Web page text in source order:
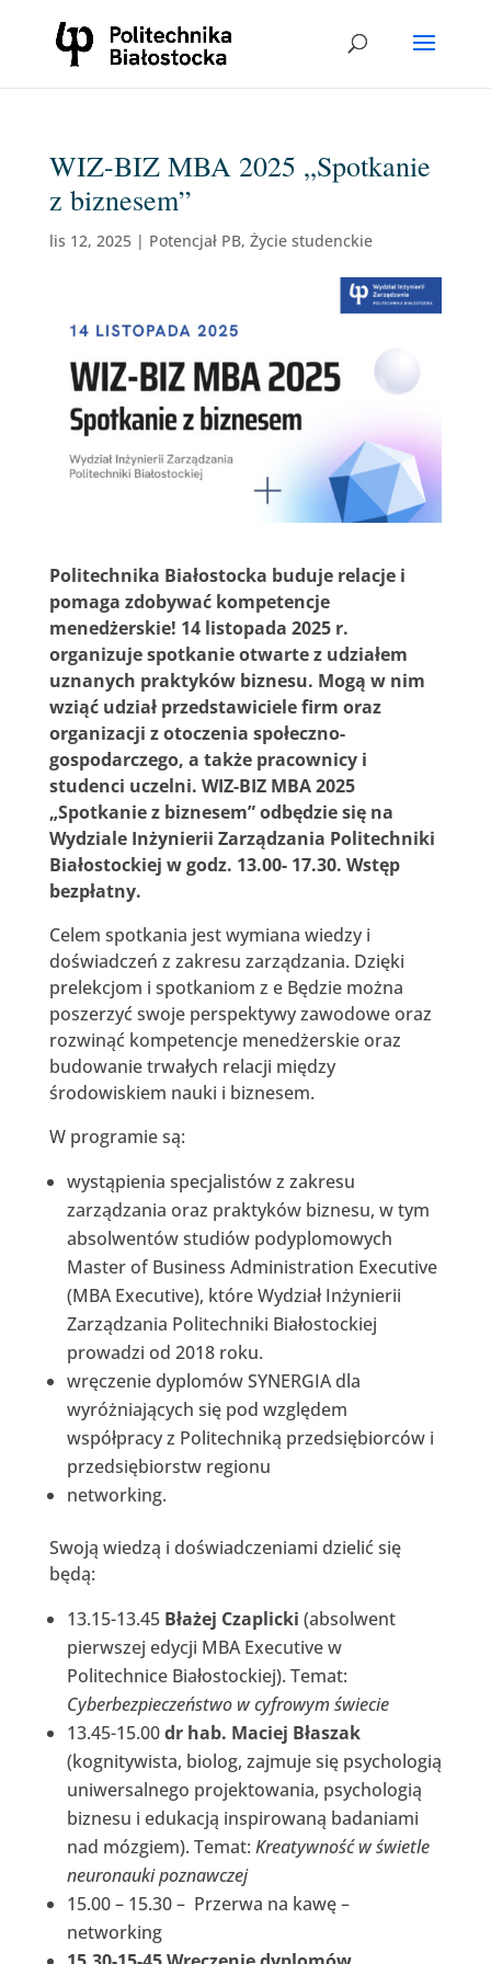
WIZ-BIZ MBA 2025 „Spotkanie
z biznesem”
lis 12, 2025| Potencjał PB, Życie studenckie
Politechnika Białostocka buduje relacje i
pomaga zdobywać kompetencje
menedżerskie! 14 listopada 2025 r.
organizuje spotkanie otwarte z udziałem
uznanych praktyków biznesu. Mogą w nim
wziąć udział przedstawiciele firm oraz
organizacji z otoczenia społeczno-
gospodarczego, a także pracownicy i
studenci uczelni. WIZ-BIZ MBA 2025
„Spotkanie z biznesem” odbędzie się na
Wydziale Inżynierii Zarządzania Politechniki
Białostockiej w godz. 13.00- 17.30. Wstęp
bezpłatny.
Celem spotkania jest wymiana wiedzy i
doświadczeń z zakresu zarządzania. Dzięki
prelekcjom i spotkaniom z e Będzie można
poszerzyć swoje perspektywy zawodowe oraz
rozwinąć kompetencje menedżerskie oraz
budowanie trwałych relacji między
środowiskiem nauki i biznesem.
W programie są:
wystąpienia specjalistów z zakresu
zarządzania oraz praktyków biznesu, w tym
absolwentów studiów podyplomowych
Master of Business Administration Executive
(MBA Executive), które Wydział Inżynierii
Zarządzania Politechniki Białostockiej
prowadzi od 2018 roku.
wręczenie dyplomów SYNERGIA dla
wyróżniających się pod względem
współpracy z Politechniką przedsiębiorców i
przedsiębiorstw regionu
networking.
Swoją wiedzą i doświadczeniami dzielić się
będą:
13.15-13.45Błażej Czaplicki (absolwent
pierwszej edycji MBA Executive w
Politechnice Białostockiej). Temat:
Cyberbezpieczeństwo w cyfrowym świecie
13.45-15.00dr hab. Maciej Błaszak
(kognitywista, biolog, zajmuje się psychologią
uniwersalnego projektowania, psychologią
biznesu i edukacją inspirowaną badaniami
nad mózgiem). Temat: Kreatywność w świetle
neuronauki poznawczej
15.00 – 15.30 – Przerwa na kawę –
networking